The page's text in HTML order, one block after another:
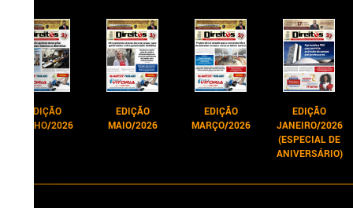
EDIÇÃO
JUNHO/2026
EDIÇÃO
MAIO/2026
EDIÇÃO
MARÇO/2026
EDIÇÃO
JANEIRO/2026
(ESPECIAL DE
ANIVERSÁRIO)